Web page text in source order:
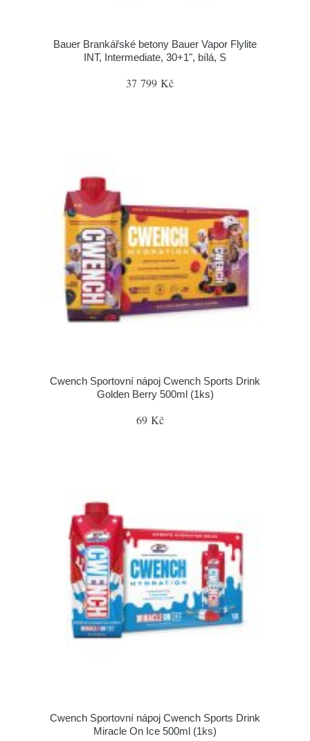
Bauer Brankářské betony Bauer Vapor Flylite
INT, Intermediate, 30+1", bílá, S
37 799 Kč
Cwench Sportovní nápoj Cwench Sports Drink
Golden Berry 500ml (1ks)
69 Kč
Cwench Sportovní nápoj Cwench Sports Drink
Miracle On Ice 500ml (1ks)